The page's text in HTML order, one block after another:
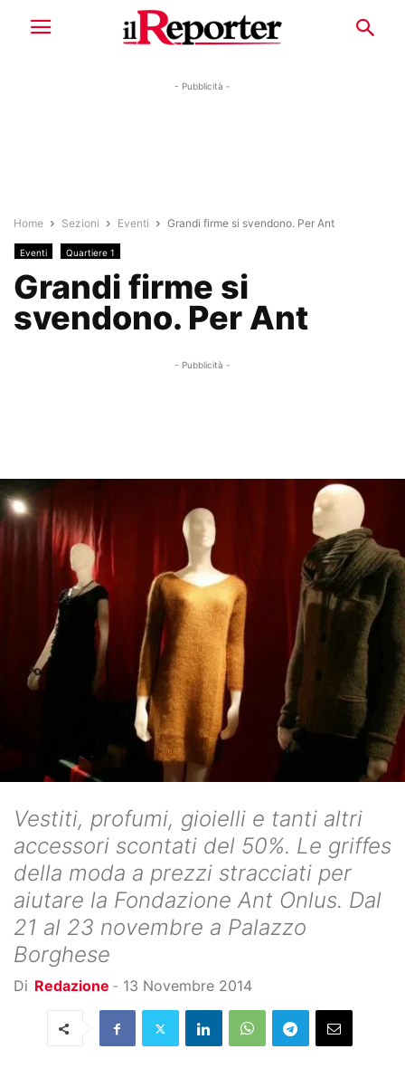
- Pubblicità -
Home Sezioni Eventi Grandi firme si svendono. Per Ant
Eventi Quartiere 1
Grandi firme si
svendono. Per Ant
- Pubblicità -
Vestiti, profumi, gioielli e tanti altri
accessori scontati del 50%. Le griffes
della moda a prezzi stracciati per
aiutare la Fondazione Ant Onlus. Dal
21 al 23 novembre a Palazzo
Borghese
Di Redazione - 13 Novembre 2014